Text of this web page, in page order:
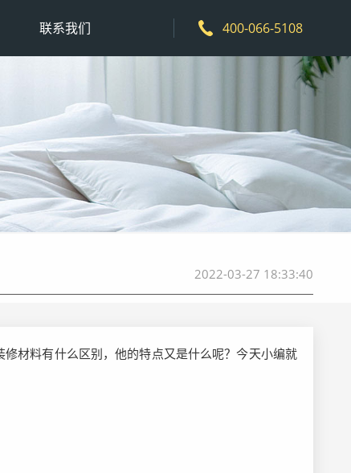
联系我们 400-066-5108
2022-03-27 18:33:40
材料有什么区别，他的特点又是什么呢？今天小编就